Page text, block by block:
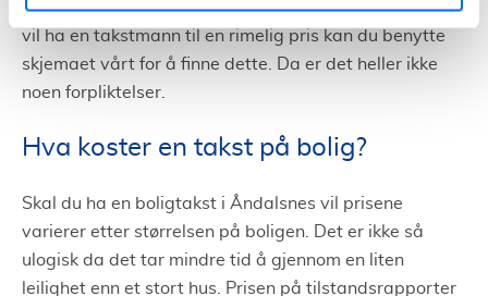
Eiendomsmeglere tilbyr dette som regel gratis, om du
vil ha en takstmann til en rimelig pris kan du benytte
skjemaet vårt for å finne dette. Da er det heller ikke
noen forpliktelser.
Hva koster en takst på bolig?
Skal du ha en boligtakst i Åndalsnes vil prisene
varierer etter størrelsen på boligen. Det er ikke så
ulogisk da det tar mindre tid å gjennom en liten
leilighet enn et stort hus. Prisen på tilstandsrapporter